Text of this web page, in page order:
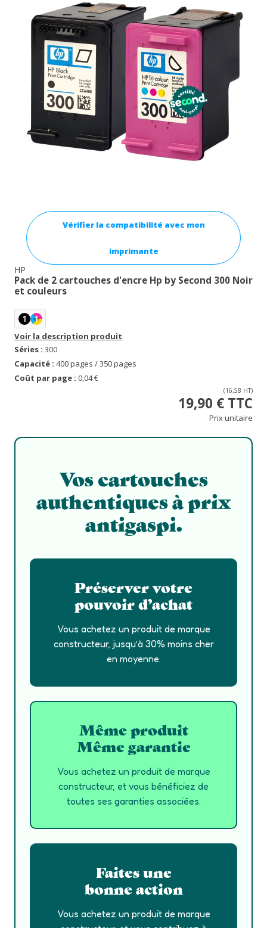
Vérifier la compatibilité avec mon
imprimante
HP
Pack de 2 cartouches d'encre Hp by Second 300 Noir
et couleurs
1 1
Voir la description produit
Séries : 300
Capacité : 400 pages / 350 pages
Coût par page : 0,04 €
(16,58 HT)
19,90 € TTC
Prix unitaire
Vos cartouches
authentiques à prix
antigaspi.
Préserver votre
pouvoir d’achat
Vous achetez un produit de marque
constructeur, jusqu’à 30% moins cher
en moyenne.
Même produit
Même garantie
Vous achetez un produit de marque
constructeur, et vous bénéficiez de
toutes ses garanties associées.
Faites une
bonne action
Vous achetez un produit de marque